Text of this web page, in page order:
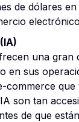
de dólares
una gran
en sus
commerce
son tan
de que